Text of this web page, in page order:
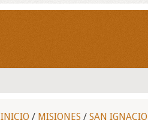
INICIO / MISIONES / SAN IGNACIO